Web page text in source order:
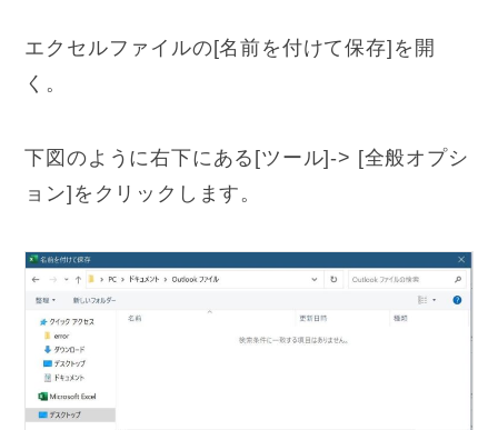
エクセルファイルの[名前を付けて保存]を開
く。
下図のように右下にある[ツール]-> [全般オプシ
ョン]をクリックします。